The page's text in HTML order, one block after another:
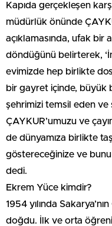
Kapıda gerçekleşen
müdürlük önünde
açıklamasında, ufak bir
döndüğünü belirterek,
evimizde hep birlikte
bir gayret içinde, büyük
şehrimizi temsil eden
ÇAYKUR’umuzu ve
de dünyamıza birlikte
göstereceğinize ve bunu
dedi.
Ekrem Yüce kimdir?
1954 yılında
doğdu. İlk ve orta